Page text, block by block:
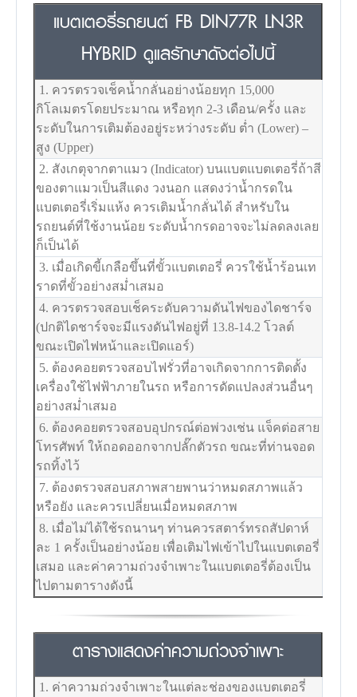
แบตเตอรี่รถยนต์ FB DIN77R LN3R
HYBRID ดูแลรักษาดังต่อไปนี้
1. ควรตรวจเช็คน้ำกลั่นอย่างน้อยทุก 15,000
กิโลเมตรโดยประมาณ หรือทุก 2-3 เดือน/ครั้ง และ
ระดับในการเติมต้องอยู่ระหว่างระดับ ต่ำ (Lower) –
สูง (Upper)
2. สังเกตุจากตาแมว (Indicator) บนแบตแบตเตอรี่ถ้าสี
ของตาแมวเป็นสีแดง วงนอก แสดงว่าน้ำกรดใน
แบตเตอรี่เริ่มแห้ง ควรเติมน้ำกลั่นได้ สำหรับใน
รถยนต์ที่ใช้งานน้อย ระดับน้ำกรดอาจจะไม่ลดลงเลย
ก็เป็นได้
3. เมื่อเกิดขี้เกลือขึ้นที่ขั้วแบตเตอรี่ ควรใช้น้ำร้อนเท
ราดที่ขั้วอย่างสม่ำเสมอ
4. ควรตรวจสอบเช็คระดับความดันไฟของไดชาร์จ
(ปกติไดชาร์จจะมีแรงดันไฟอยู่ที่ 13.8-14.2 โวลต์
ขณะเปิดไฟหน้าและเปิดแอร์)
5. ต้องคอยตรวจสอบไฟรั่วที่อาจเกิดจากการติดตั้ง
เครื่องใช้ไฟฟ้าภายในรถ หรือการดัดแปลงส่วนอื่นๆ
อย่างสม่ำเสมอ
6. ต้องคอยตรวจสอบอุปกรณ์ต่อพ่วงเช่น แจ็คต่อสาย
โทรศัพท์ ให้ถอดออกจากปลั๊กตัวรถ ขณะที่ท่านจอด
รถทิ้งไว้
7. ต้องตรวจสอบสภาพสายพานว่าหมดสภาพแล้ว
หรือยัง และควรเปลี่ยนเมื่อหมดสภาพ
8. เมื่อไม่ได้ใช้รถนานๆ ท่านควรสตาร์ทรถสัปดาห์
ละ 1 ครั้งเป็นอย่างน้อย เพื่อเติมไฟเข้าไปในแบตเตอรี่
เสมอ และค่าความถ่วงจำเพาะในแบตเตอรี่ต้องเป็น
ไปตามตารางดังนี้
ตารางแสดงค่าความถ่วงจำเพาะ
1. ค่าความถ่วงจำเพาะในแต่ละช่องของแบตเตอรี่